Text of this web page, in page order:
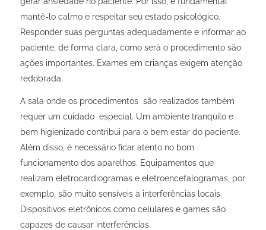
mantê-lo calmo e respeitar seu estado psicológico.
Responder suas perguntas adequadamente e informar ao
paciente, de forma clara, como será o procedimento são
ações importantes. Exames em crianças exigem atenção
redobrada.
A sala onde os procedimentos são realizados também
requer um cuidado especial. Um ambiente tranquilo e
bem higienizado contribui para o bem estar do paciente.
Além disso, é necessário ficar atento no bom
funcionamento dos aparelhos. Equipamentos que
realizam eletrocardiogramas e eletroencefalogramas, por
exemplo, são muito sensíveis a interferências locais.
Dispositivos eletrônicos como celulares e games são
capazes de causar interferências.